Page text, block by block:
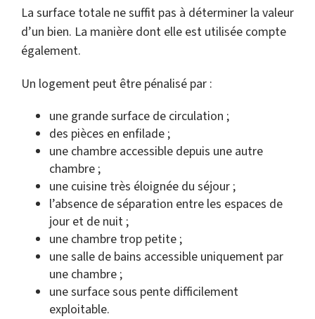
La surface totale ne suffit pas à déterminer la valeur
d’un bien. La manière dont elle est utilisée compte
également.
Un logement peut être pénalisé par :
une grande surface de circulation ;
des pièces en enfilade ;
une chambre accessible depuis une autre
chambre ;
une cuisine très éloignée du séjour ;
l’absence de séparation entre les espaces de
jour et de nuit ;
une chambre trop petite ;
une salle de bains accessible uniquement par
une chambre ;
une surface sous pente difficilement
exploitable.